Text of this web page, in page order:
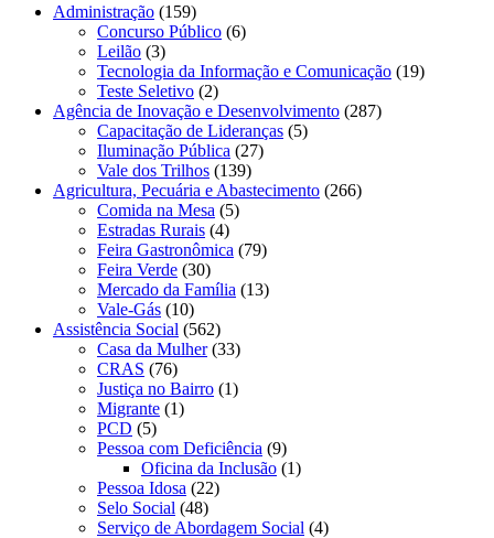
Administração (159)
Concurso Público (6)
Leilão (3)
Tecnologia da Informação e Comunicação (19)
Teste Seletivo (2)
Agência de Inovação e Desenvolvimento (287)
Capacitação de Lideranças (5)
Iluminação Pública (27)
Vale dos Trilhos (139)
Agricultura, Pecuária e Abastecimento (266)
Comida na Mesa (5)
Estradas Rurais (4)
Feira Gastronômica (79)
Feira Verde (30)
Mercado da Família (13)
Vale-Gás (10)
Assistência Social (562)
Casa da Mulher(33)
CRAS (76)
Justiça no Bairro (1)
Migrante (1)
PCD (5)
Pessoa com Deficiência (9)
Oficina da Inclusão (1)
Pessoa Idosa (22)
Selo Social (48)
Serviço de Abordagem Social (4)